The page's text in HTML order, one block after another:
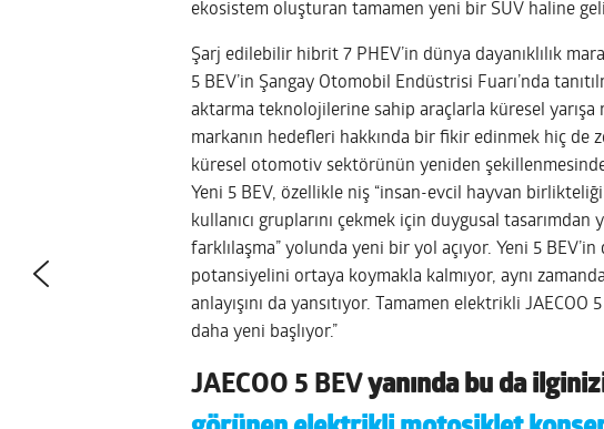
ekosistem oluşturan tamamen yeni bir SUV haline
Şarj edilebilir hibrit 7 PHEV’in dünya dayanıklılık
5 BEV’in Şangay Otomobil Endüstrisi Fuarı’nda
aktarma teknolojilerine sahip araçlarla küresel yarışa
markanın hedefleri hakkında bir fikir edinmek hiç de
küresel otomotiv sektörünün yeniden
Yeni 5 BEV, özellikle niş “insan-evcil hayvan
kullanıcı gruplarını çekmek için duygusal
farklılaşma” yolunda yeni bir yol açıyor. Yeni 5 BEV’in
potansiyelini ortaya koymakla kalmıyor, aynı
anlayışını da yansıtıyor. Tamamen elektrikli JAECOO
daha yeni başlıyor.”
JAECOO 5 BEV yanında bu da